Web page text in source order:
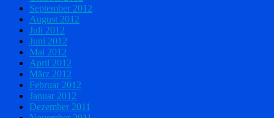
September 2012
August 2012
Juli 2012
Juni 2012
Mai 2012
April 2012
März 2012
Februar 2012
Januar 2012
Dezember 2011